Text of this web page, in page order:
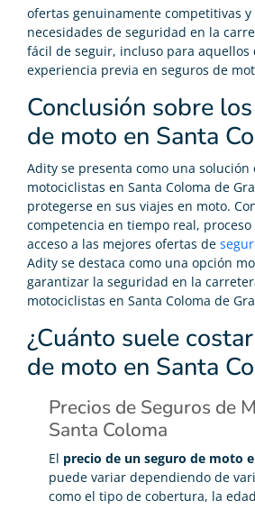
ofertas genuinamente competitivas y
necesidades de seguridad en la
fácil de seguir, incluso para aquellos
experiencia previa en seguros de
Conclusión sobre
de moto en Santa
Adity se presenta como una solución
motociclistas en Santa Coloma de
protegerse en sus viajes en moto.
competencia en tiempo real,
acceso a las mejores ofertas de
Adity se destaca como una opción
garantizar la seguridad en la
motociclistas en Santa Coloma de
¿Cuánto suele
de moto en Santa
Precios de Seguros de
Santa Coloma
El precio de un seguro de moto
puede variar dependiendo de
como el tipo de cobertura, la